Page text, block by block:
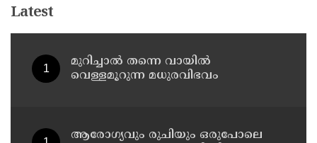
Latest
മുറിച്ചാൽ തന്നെ വായിൽ
വെള്ളമൂറുന്ന മധുരവിഭവം
ആരോഗ്യവും രുചിയും ഒരുപോലെ